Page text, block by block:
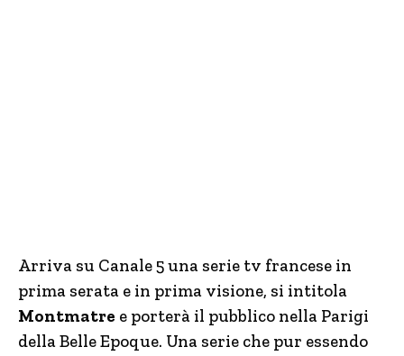
Arriva su Canale 5 una serie tv francese in
prima serata e in prima visione, si intitola
Montmatre e porterà il pubblico nella Parigi
della Belle Epoque. Una serie che pur essendo